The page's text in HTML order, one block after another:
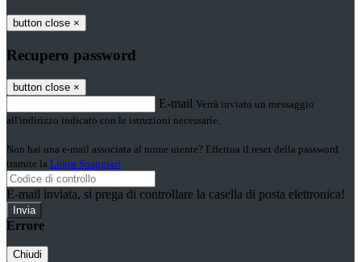
button close ×
Recupero password
button close ×
E-mail Verrà inviato un messaggio
all'indirizzo indicato con le istruzioni necessarie.
Non hai una e-mail associata al nome utente? Effettua il reset della password
tramite la Login Spaggiari
E-mail inviata, si prega di controllare la casella di posta elettronica!
Errore
Chiudi